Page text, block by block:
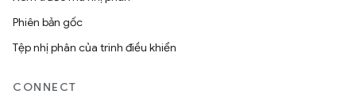
Phiên bản gốc
Tệp nhị phân của trình điều khiển
CONNECT